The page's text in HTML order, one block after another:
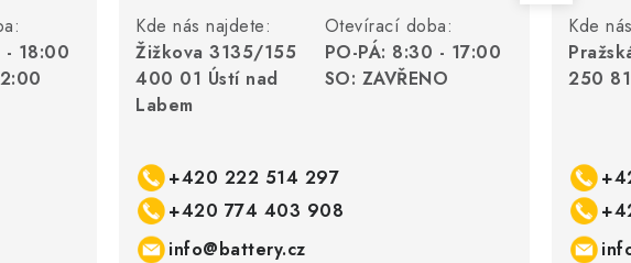
- 18:00
Kde nás najdete:
Žižkova 3135/155
400 01 Ústí nad
Labem
Otevírací doba:
PO-PÁ: 8:30 - 17:00
SO: ZAVŘENO
+420 222 514 297
+420 774 403 908
info@battery.cz
Kde
250